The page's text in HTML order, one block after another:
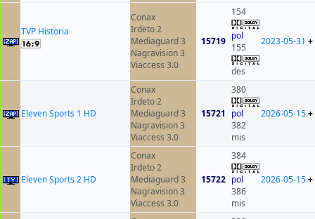
TVP Historia
Conax
Irdeto 2
Mediaguard 3
Nagravision 3
Viaccess 3.0
15719
154
pol
155
des
2023-05-31 +
Eleven Sports 1 HD
Conax
Irdeto 2
Mediaguard 3
Nagravision 3
Viaccess 3.0
15721
380
pol
382
mis
2026-05-15+
Eleven Sports 2 HD
Conax
Irdeto 2
Mediaguard 3
Nagravision 3
Viaccess 3.0
15722
384
pol
386
mis
2026-05-15+